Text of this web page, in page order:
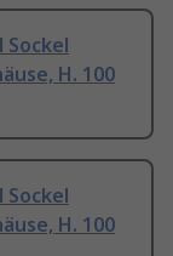
Sockel
H. 100
Sockel
H. 100